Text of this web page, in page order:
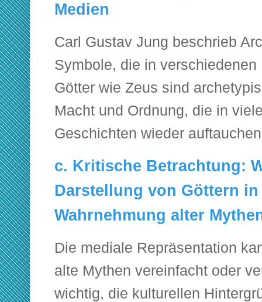
Medien
Carl Gustav Jung beschrieb
Symbole, die in
Götter wie Zeus sind
Macht und Ordnung, die in
Geschichten wieder
c. Kritische Betrachtung:
Darstellung von Göttern
Wahrnehmung alter
Die mediale Repräsentation
alte Mythen vereinfacht oder
wichtig, die kulturellen